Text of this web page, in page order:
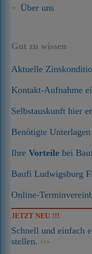
Über uns
Gut zu wissen
Aktuelle
Kontakt-Aufnahme
Selbstauskunft hier
Benötigte
IhreVorteile bei
Baufi Ludwigsburg
Online-
JETZT NEU !!!
Schnell und einfach
stellen.